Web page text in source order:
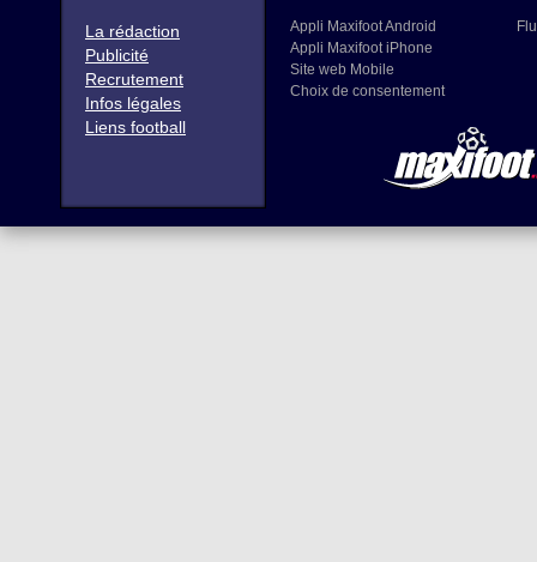
La rédaction
Publicité
Recrutement
Infos légales
Liens football
Appli Maxifoot Android
Appli Maxifoot iPhone
Site web Mobile
Choix de consentement